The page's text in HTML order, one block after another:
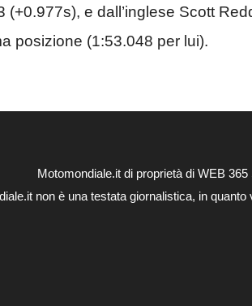
(+0.977s), e dall’inglese Scott
posizione (1:53.048 per lui).
Motomondiale.it di proprietà di WEB
non è una testata giornalistica, in